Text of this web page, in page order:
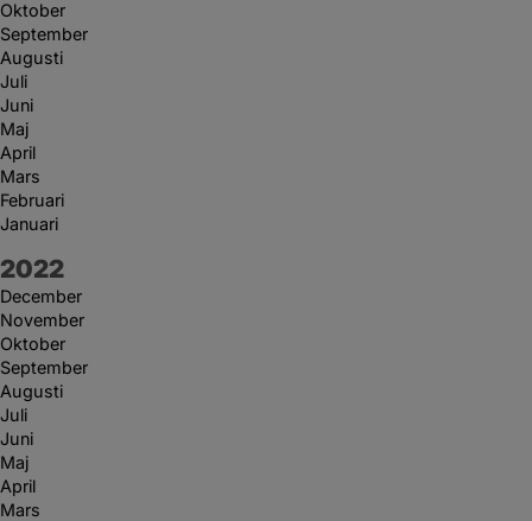
Oktober
September
Augusti
Juli
Juni
Maj
April
Mars
Februari
Januari
År:
2022
December
November
Oktober
September
Augusti
Juli
Juni
Maj
April
Mars